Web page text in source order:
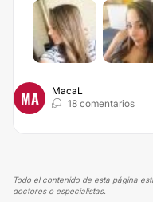
MA
MacaL
18 comentarios
Todo el contenido de esta página
doctores o especialistas.